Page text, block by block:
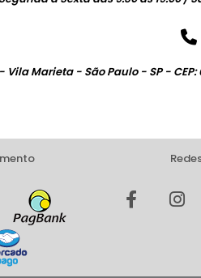
Vila Marieta - São Paulo - SP - CEP: